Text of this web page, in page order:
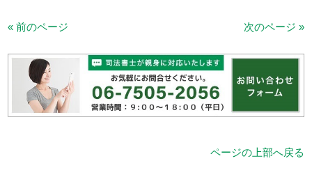
« 前のページ 次のページ »
ページの上部へ戻る